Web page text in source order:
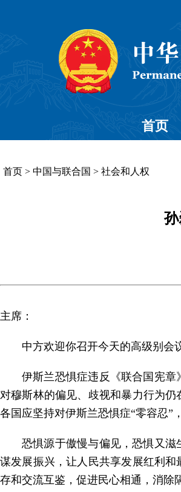
首页
首页 > 中国与联合国 > 社会和人权
主席：
中方欢迎你召开今天的高级别会
伊斯兰恐惧症违反《联合国宪
对穆斯林的偏见、歧视和暴力行为
各国应坚持对伊斯兰恐惧症“零容忍
恐惧源于傲慢与偏见，恐惧又
谋发展振兴，让人民共享发展红利
存和交流互鉴，促进民心相通，消除